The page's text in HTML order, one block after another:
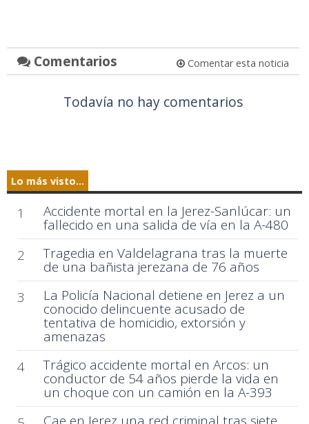
Comentarios Comentar esta noticia
Todavía no hay comentarios
Lo más visto...
1 Accidente mortal en la Jerez-Sanlúcar: un
fallecido en una salida de vía en la A-480
2
Tragedia en Valdelagrana tras la muerte
de una bañista jerezana de 76 años
3
La Policía Nacional detiene en Jerez a un
conocido delincuente acusado de
tentativa de homicidio, extorsión y
amenazas
4
Trágico accidente mortal en Arcos: un
conductor de 54 años pierde la vida en
un choque con un camión en la A-393
Cae en Jerez una red criminal tras siete